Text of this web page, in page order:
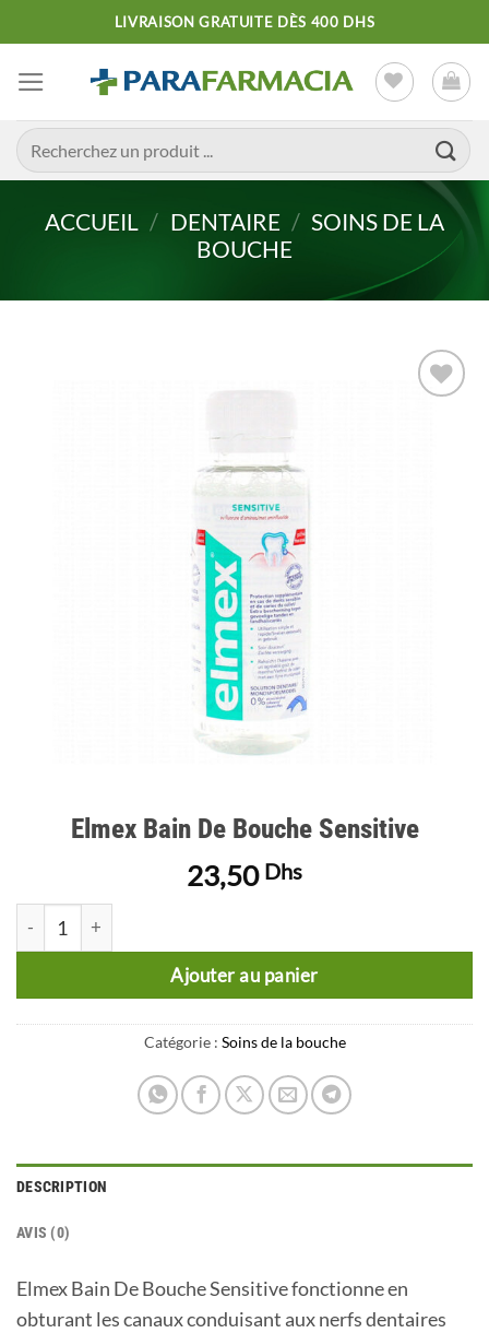
au
contenu
LIVRAISON GRATUITE DÈS 400 DHS
Recherche
pour :
ACCUEIL / DENTAIRE / SOINS DE LA
BOUCHE
Elmex Bain De Bouche Sensitive
23,50 Dhs
quantité de Elmex Bain De Bouche Sensitive
Ajouter au panier
Catégorie : Soins de la bouche
DESCRIPTION
AVIS (0)
Elmex Bain De Bouche Sensitive fonctionne en
obturant les canaux conduisant aux nerfs dentaires